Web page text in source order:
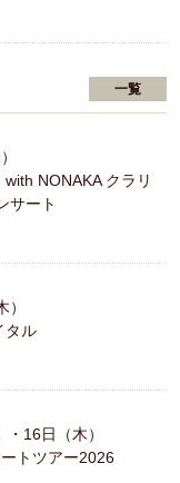
一覧
NONAKA クラリ
サート
タル
16日（木）
トツアー2026